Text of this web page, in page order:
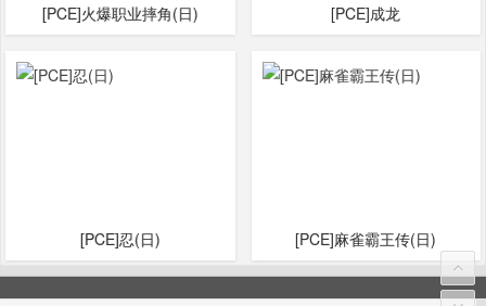
[PCE]火爆职业摔角(日) [PCE]成龙
[PCE]忍(日) [PCE]麻雀霸王传(日)